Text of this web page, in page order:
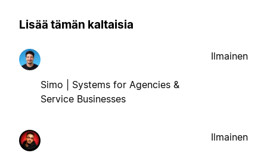
Lisää tämän kaltaisia
Simo | Systems for Agencies &
Service Businesses
Ilmainen
Ilmainen